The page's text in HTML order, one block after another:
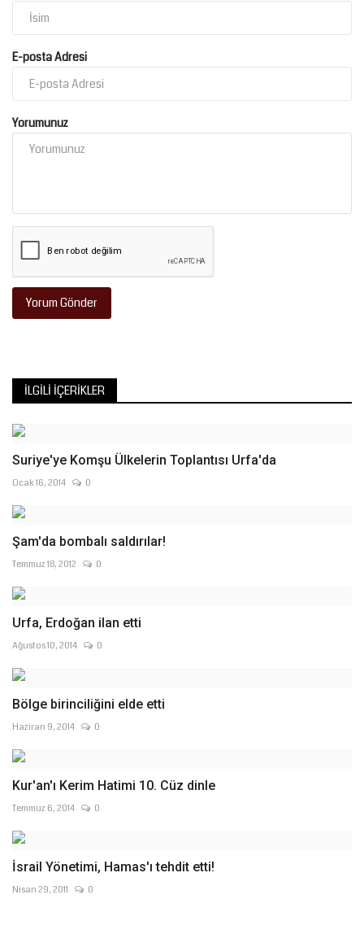
E-posta Adresi
Yorumunuz
Yorum Gönder
İLGILI İÇERIKLER
Suriye'ye Komşu Ülkelerin Toplantısı Urfa'da
Ocak 16, 2014 0
Şam'da bombalı saldırılar!
Temmuz 18, 2012 0
Urfa, Erdoğan ilan etti
Ağustos 10, 2014 0
Bölge birinciliğini elde etti
Haziran 9, 2014 0
Kur'an'ı Kerim Hatimi 10. Cüz dinle
Temmuz 6, 2014 0
İsrail Yönetimi, Hamas'ı tehdit etti!
Nisan 29, 2011 0